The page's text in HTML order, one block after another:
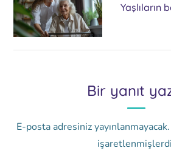
Yaşlıların
Bir yanıt
E-posta adresiniz yayınlanmayacak.